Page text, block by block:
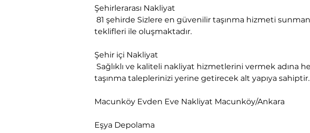
Şehirlerarası Nakliyat
teklifleri ile oluşmaktadır.
Şehir içi Nakliyat
taşınma taleplerinizi yerine getirecek alt yapıya sahiptir.
Macunköy Evden Eve Nakliyat Macunköy/Ankara
Eşya Depolama